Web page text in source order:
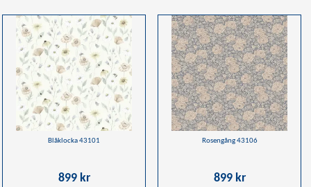
Blåklocka 43101
899 kr
Rosengång 43106
899 kr